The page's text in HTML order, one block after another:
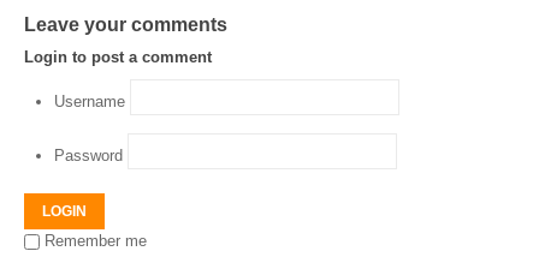
Leave your comments
Login to post a comment
Username
Password
LOGIN
Remember me